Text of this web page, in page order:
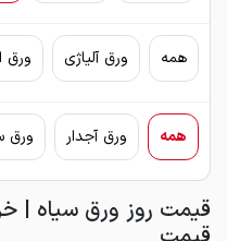
همه ورق آلیاژی ورق
همه ورق آجدار ورق
قیمت روز ورق سیاه |